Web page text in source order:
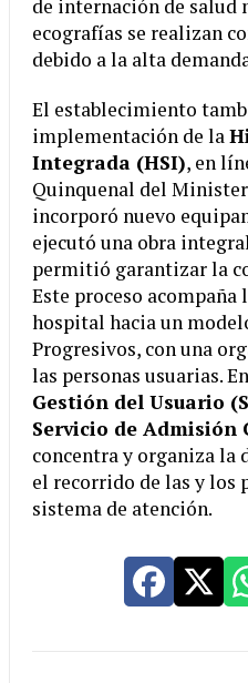
de internación de salud
ecografías se realizan
debido a la alta
El establecimiento
implementación de la
Integrada (HSI), en
Quinquenal del
incorporó nuevo
ejecutó una obra
permitió garantizar la
Este proceso
hospital hacia un
Progresivos, con una
las personas usuarias.
Gestión del Usuario
Servicio de Admisión
concentra y organiza la
el recorrido de las y los
sistema de atención.